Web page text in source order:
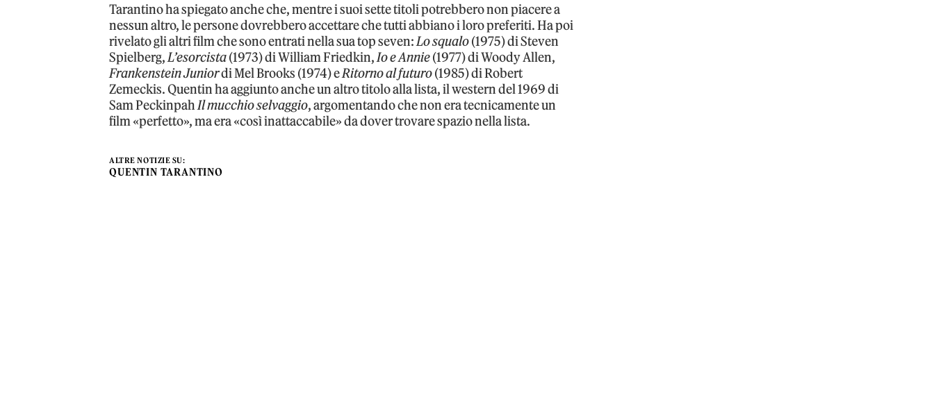
Tarantino ha spiegato anche che, mentre i suoi sette titoli potrebbero non piacere a
nessun altro, le persone dovrebbero accettare che tutti abbiano i loro preferiti. Ha poi
rivelato gli altri film che sono entrati nella sua top seven:Lo squalo(1975) di Steven
Spielberg,L’esorcista(1973) di William Friedkin,Io e Annie(1977) di Woody Allen,
Frankenstein Juniordi Mel Brooks (1974) eRitorno al futuro(1985) di Robert
Zemeckis. Quentin ha aggiunto anche un altro titolo alla lista, il western del 1969 di
Sam PeckinpahIl mucchio selvaggio, argomentando che non era tecnicamente un
film «perfetto», ma era «così inattaccabile» da dover trovare spazio nella lista.
ALTRE NOTIZIE SU:
QUENTIN TARANTINO